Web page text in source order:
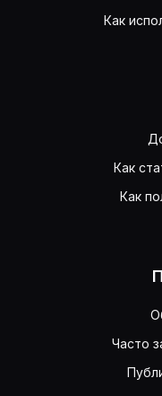
Как
Как
Как
Часто